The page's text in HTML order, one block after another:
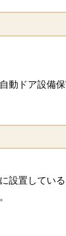
動ドア設備
設置してい